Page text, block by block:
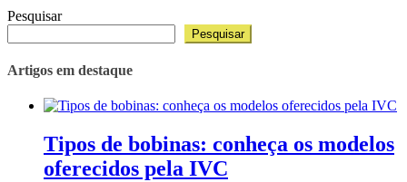
Pesquisar
Pesquisar
Artigos em destaque
Tipos de bobinas: conheça os modelos
oferecidos pela IVC